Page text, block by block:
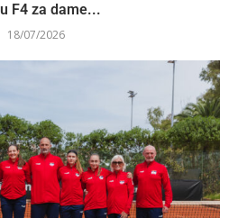
F4 za dame...
18/07/2026